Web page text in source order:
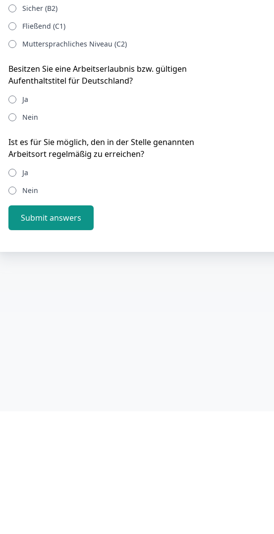
Sicher (B2)
Fließend (C1)
Muttersprachliches Niveau (C2)
Besitzen Sie eine Arbeitserlaubnis bzw. gültigen
Aufenthaltstitel für Deutschland?
Ja
Nein
Ist es für Sie möglich, den in der Stelle genannten
Arbeitsort regelmäßig zu erreichen?
Ja
Nein
Submit answers